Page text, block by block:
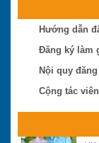
Hướng dẫn
Đăng ký làm
Nội quy
Cộng tác viên